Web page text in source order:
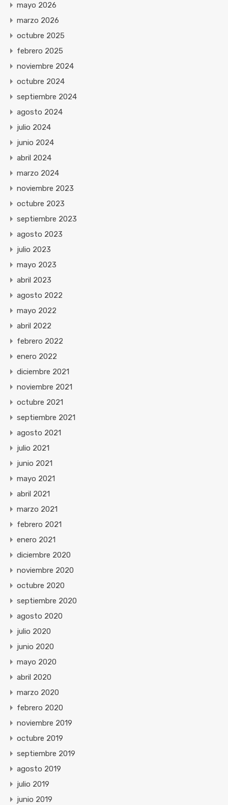
mayo 2026
marzo 2026
octubre 2025
febrero 2025
noviembre 2024
octubre 2024
septiembre 2024
agosto 2024
julio 2024
junio 2024
abril 2024
marzo 2024
noviembre 2023
octubre 2023
septiembre 2023
agosto 2023
julio 2023
mayo 2023
abril 2023
agosto 2022
mayo 2022
abril 2022
febrero 2022
enero 2022
diciembre 2021
noviembre 2021
octubre 2021
septiembre 2021
agosto 2021
julio 2021
junio 2021
mayo 2021
abril 2021
marzo 2021
febrero 2021
enero 2021
diciembre 2020
noviembre 2020
octubre 2020
septiembre 2020
agosto 2020
julio 2020
junio 2020
mayo 2020
abril 2020
marzo 2020
febrero 2020
noviembre 2019
octubre 2019
septiembre 2019
agosto 2019
julio 2019
junio 2019